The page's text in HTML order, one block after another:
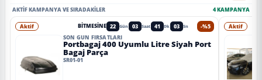
AKTIF KAMPANYA VE SIRADAKILER 4 KAMPANYA
-%5
Aktif BITMESINE 22 Gün 03 Saat 41 Dk 01 Sn
SON GÜN FIRSATLARI
Portbagaj 400 Uyumlu Litre Siyah Port
Bagaj Parça
SR01-01
Aktif